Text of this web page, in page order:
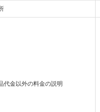
代金以外の料金の説明